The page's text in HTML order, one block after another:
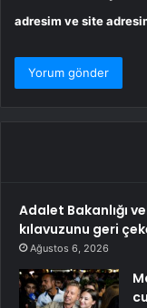
adresim ve site
Adalet Bakanlığı
kılavuzunu geri
Ağustos 6, 2026